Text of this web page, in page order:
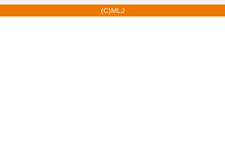
(C)MLJ